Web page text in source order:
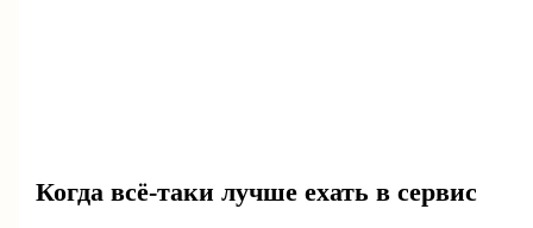
Когда всё-таки лучше ехать в сервис